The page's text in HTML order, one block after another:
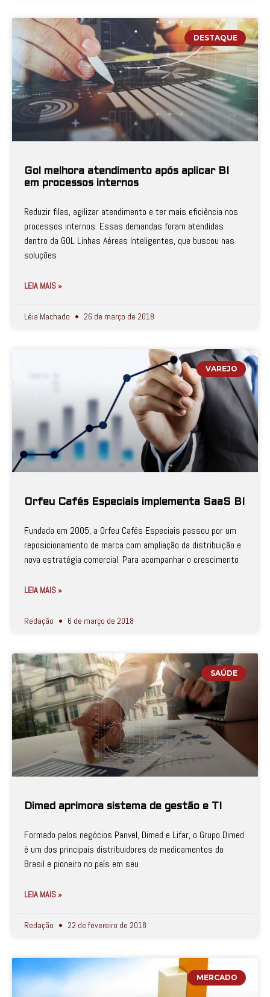
DESTAQUE
Gol melhora atendimento após aplicar BI
em processos internos
Reduzir filas, agilizar atendimento e ter mais eficiência nos
processos internos. Essas demandas foram atendidas
dentro da GOL Linhas Aéreas Inteligentes, que buscou nas
soluções
LEIA MAIS »
Léia Machado 26 de março de 2018
VAREJO
Orfeu Cafés Especiais implementa SaaS BI
Fundada em 2005, a Orfeu Cafés Especiais passou por um
reposicionamento de marca com ampliação da distribuição e
nova estratégia comercial. Para acompanhar o crescimento
LEIA MAIS »
Redação 6 de março de 2018
SAÚDE
Dimed aprimora sistema de gestão e TI
Formado pelos negócios Panvel, Dimed e Lifar, o Grupo Dimed
é um dos principais distribuidores de medicamentos do
Brasil e pioneiro no país em seu
LEIA MAIS »
Redação 22 de fevereiro de 2018
MERCADO